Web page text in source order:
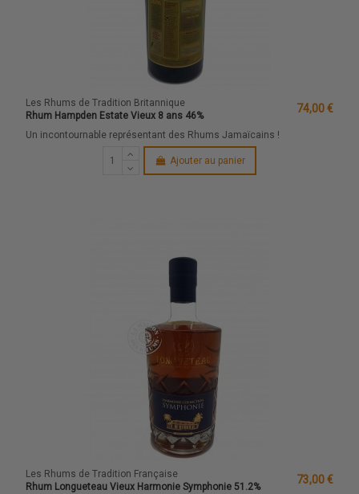
Les Rhums de Tradition Britannique
Rhum Hampden Estate Vieux 8 ans 46%
74,00 €
Un incontournable représentant des Rhums Jamaïcains !
Ajouter au panier
Les Rhums de Tradition Française
Rhum Longueteau Vieux Harmonie Symphonie 51.2%
73,00 €